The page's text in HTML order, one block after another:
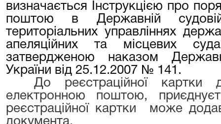
визначається Інструкцією про
поштою в Державній судовій
територіальних управліннях
апеляційних та місцевих
затвердженою наказом
України від 25.12.2007 № 141.
До реєстраційної картки
електронною поштою,
реєстраційної картки може
документа.